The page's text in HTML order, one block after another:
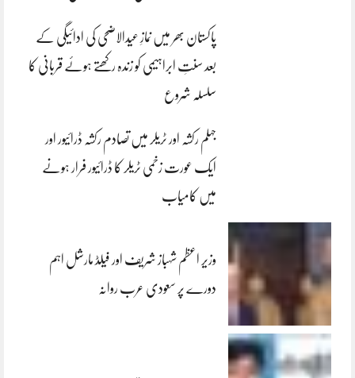
پاکستان بھر میں نمازِ عیدالاضحی کی ادائیگی کے
بعد سنتِ ابراہیمی کو زندہ رکھتے ہوئے قربانی کا
سلسلہ شروع
جہلم رکشہ اور ٹریلر میں تصادم رکشہ ڈرائیور اور
ایک عورت زخمی ٹریلر کا ڈرائیور فرار ہونے
میں کامیاب
وزیر اعظم شہباز شریف اور فیلڈ مارشل اہم
دورے پر سعودی عرب روانہ